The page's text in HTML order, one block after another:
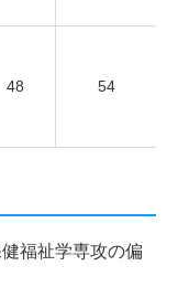
48 54
福祉学専攻の偏